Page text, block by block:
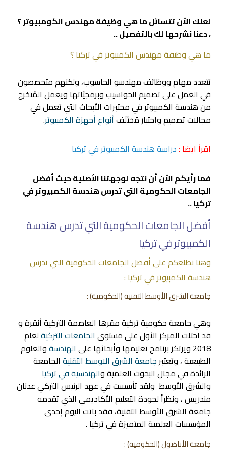
لعلك الاّن تتسائل ما هي وظيفة مهندس الكومبيوتر ؟
، دعنا نشرحها لك بالتفصيل ..
ما هي وظيفة مهندس الكمبيوتر في تركيا ؟
تتعدد مهام ووظائف مهندسو الحاسوب، ولكنهم متخصصون
في العمل على تصميم الحواسيب وبرمجيّاتها ويعمل المُتخرج
من هندسة الكمبيوتر في مختبرات الأبحاث التي تعمل في
مجالات تصميم واختبار مُختَلَفأنواع أجهزة الكمبيوتر.
اقرأ ايضا :دراسة هندسة الكمبيوتر في تركيا
فما رأيكم الاّن أن نتجه لوجهتنا الأصلية حيث أفضل
الجامعات الحكومية التي تدرس هندسة الكمبيوتر في
تركيا ..
أفضل الجامعات الحكومية التي تدرس هندسة
الكمبيوتر في تركيا
وهنا نطلعكم على أفضل الجامعات الحكومية التي تدرس
هندسة الكمبيوتر في تركيا :
جامعة الشرق الأوسط التقنية(الحكومية) :
وهي جامعة حكومية تركية مقرها العاصمة التركية أنقرة و
قد احتلت المركز الأول على مستوى الجامعات التركيةلعام
2018 ويرتكز برنامج تعليمها وأبحاثها على
الهندسةوالعلوم
الطبيعية ، وتعتبرجامعة الشرق الاوسط التقنية الجامعة
الرائدة في مجال البحوث العلمية والهندسية في تركيا
والشرق الأوسط ولقد تأسست في عهد الرئيس التركي عدنان
مندريس ، ونظراً لجودة التعليم الأكاديمي الذي تقدمه
جامعة الشرق الأوسط التقنية، فقد باتت اليوم إحدى
المؤسسات العلمية المتميزة في تركيا .
جامعة الأناضول(الحكومية) :